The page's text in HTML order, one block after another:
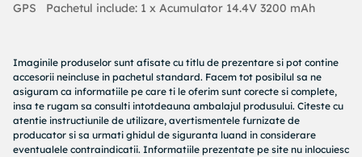
GPS Pachetul include: 1 x Acumulator 14.4V 3200 mAh
Imaginile produselor sunt afisate cu titlu de prezentare si pot contine
accesorii neincluse in pachetul standard. Facem tot posibilul sa ne
asiguram ca informatiile pe care ti le oferim sunt corecte si complete,
insa te rugam sa consulti intotdeauna ambalajul produsului. Citeste cu
atentie instructiunile de utilizare, avertismentele furnizate de
producator si sa urmati ghidul de siguranta luand in considerare
eventualele contraindicatii. Informatiile prezentate pe site nu inlocuiesc